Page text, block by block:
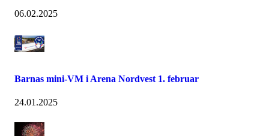
06.02.2025
Barnas mini-VM i Arena Nordvest 1. februar
24.01.2025